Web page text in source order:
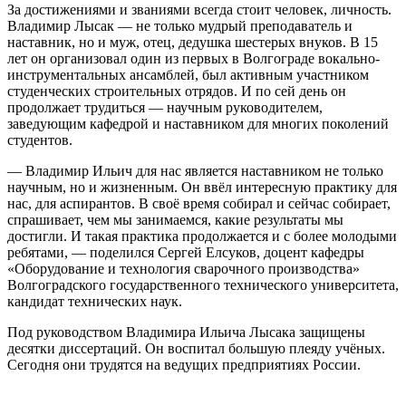
За достижениями и званиями всегда стоит человек, личность.
Владимир Лысак — не только мудрый преподаватель и
наставник, но и муж, отец, дедушка шестерых внуков. В 15
лет он организовал один из первых в Волгограде вокально-
инструментальных ансамблей, был активным участником
студенческих строительных отрядов. И по сей день он
продолжает трудиться — научным руководителем,
заведующим кафедрой и наставником для многих поколений
студентов.
— Владимир Ильич для нас является наставником не только
научным, но и жизненным. Он ввёл интересную практику для
нас, для аспирантов. В своё время собирал и сейчас собирает,
спрашивает, чем мы занимаемся, какие результаты мы
достигли. И такая практика продолжается и с более молодыми
ребятами, — поделился Сергей Елсуков, доцент кафедры
«Оборудование и технология сварочного производства»
Волгоградского государственного технического университета,
кандидат технических наук.
Под руководством Владимира Ильича Лысака защищены
десятки диссертаций. Он воспитал большую плеяду учёных.
Сегодня они трудятся на ведущих предприятиях России.